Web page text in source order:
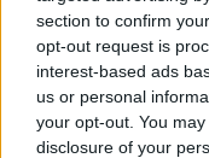
section to confirm
opt-out request is
interest-based ads
us or personal
your opt-out. You
disclosure of your